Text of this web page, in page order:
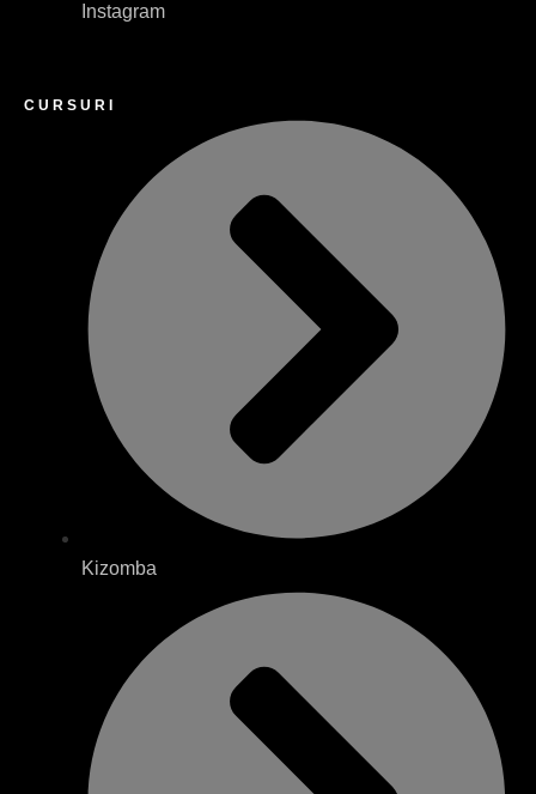
Instagram
CURSURI
Kizomba